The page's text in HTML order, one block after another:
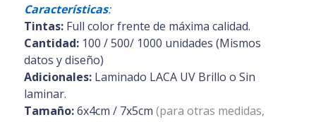
Características:
Tintas: Full color frente de máxima calidad.
Cantidad:100 / 500/ 1000 unidades (Mismos
datos y diseño)
Adicionales: Laminado LACA UV Brillo o Sin
laminar.
Tamaño:6x4cm / 7x5cm (para otras medidas,